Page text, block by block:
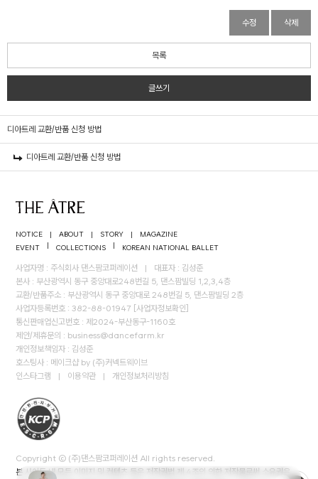
수정 삭제
목록
글쓰기
디아트레 교환/반품 신청 방법
디아트레 교환/반품 신청 방법
NOTICE | ABOUT | STORY |
MAGAZINE
EVENT
| COLLECTIONS | KOREAN NATIONAL BALLET
사업자명 : 주식회사 댄스팜코퍼레이션 |
대표자 : 김성준
본사 : 부산광역시 동구 중앙대로248번길 5, 댄스팜빌딩 1,2,3,4층
교환/반품주소 : 부산광역시 동구 중앙대로 248번길 5, 댄스팜빌딩 2층
사업자등록번호 : 382-88-01947 [사업자정보확인]
통신판매업신고번호 : 제2024-부산동구-1160호
제안/제휴문의 : business@dancefarm.kr
개인정보책임자 : 김성준
호스팅사 : 메이크샵 by (주)커넥트웨이브
인스타그램
| 이용약관 | 개인정보처리방침
Copyright © (주)댄스팜코퍼레이션 All rights reserved.
본 사이트 내 모든 이미지 및 컨텐츠 등은 저작권법 제 4조의 의한 저작물로써 소유권은